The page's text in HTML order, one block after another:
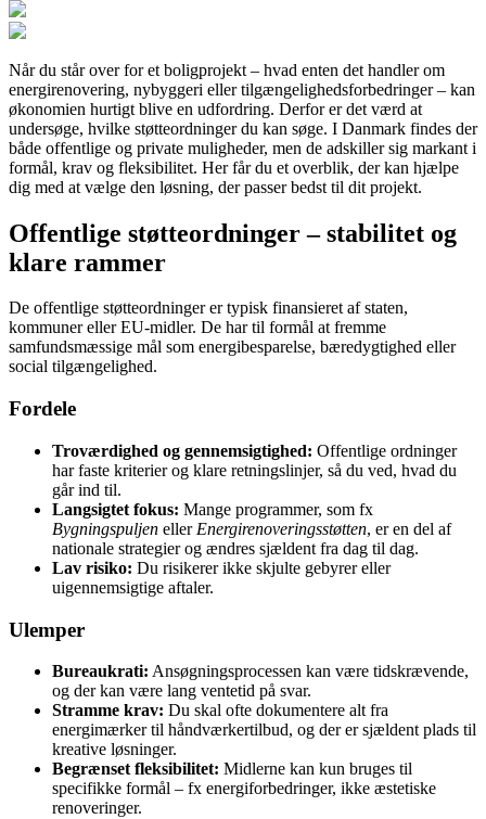
Når du står over for et boligprojekt – hvad enten det handler om
energirenovering, nybyggeri eller tilgængelighedsforbedringer – kan
økonomien hurtigt blive en udfordring. Derfor er det værd at
undersøge, hvilke støtteordninger du kan søge. I Danmark findes der
både offentlige og private muligheder, men de adskiller sig markant i
formål, krav og fleksibilitet. Her får du et overblik, der kan hjælpe
dig med at vælge den løsning, der passer bedst til dit projekt.
Offentlige støtteordninger – stabilitet og
klare rammer
De offentlige støtteordninger er typisk finansieret af staten,
kommuner eller EU-midler. De har til formål at fremme
samfundsmæssige mål som energibesparelse, bæredygtighed eller
social tilgængelighed.
Fordele
Troværdighed og gennemsigtighed: Offentlige ordninger
har faste kriterier og klare retningslinjer, så du ved, hvad du
går ind til.
Langsigtet fokus: Mange programmer, som fx
Bygningspuljen eller Energirenoveringsstøtten, er en del af
nationale strategier og ændres sjældent fra dag til dag.
Lav risiko: Du risikerer ikke skjulte gebyrer eller
uigennemsigtige aftaler.
Ulemper
Bureaukrati: Ansøgningsprocessen kan være tidskrævende,
og der kan være lang ventetid på svar.
Stramme krav: Du skal ofte dokumentere alt fra
energimærker til håndværkertilbud, og der er sjældent plads til
kreative løsninger.
Begrænset fleksibilitet: Midlerne kan kun bruges til
specifikke formål – fx energiforbedringer, ikke æstetiske
renoveringer.